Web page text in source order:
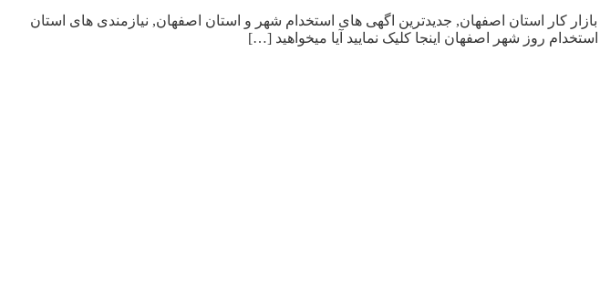
استان اصفهان, بازار کار استان اصفهان, جدیدترین اگهی های استخدام شهر و استان اصفهان, نیازمندی های استان
روز شهر اصفهان اینجا کلیک نمایید آیا میخواهید […]